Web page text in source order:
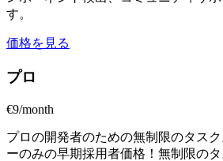
す。
価格を見る
プロ
€9/month
プロの開発者のための無制限のタス
ーのみの早期採用者価格！無制限の